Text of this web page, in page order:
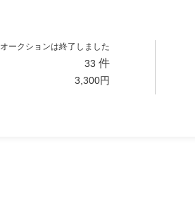
オークションは終了しました
33 件
3,300円